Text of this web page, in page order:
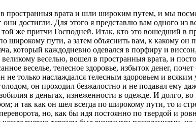
пространныя врата и шли широким путем, и мы
достигли. Для этого я представлю вам одного из
же притчи Господней. Итак, кто это вошедший в
широкому пути, а затем объяснить вам, к какому
который каждодневно одевался в порфиру и
веселью, вошел в пространныя врата, и
веселье, телесное здоровье, избыток денег,
только наслаждался телесным здоровьем и
он проходил безжалостно и не подавал ему
в деньгах, изнеженности в одежде. И долго,
и так как он шел всегда по широкому пути, то и
но, как бы идя постоянно по твердой и